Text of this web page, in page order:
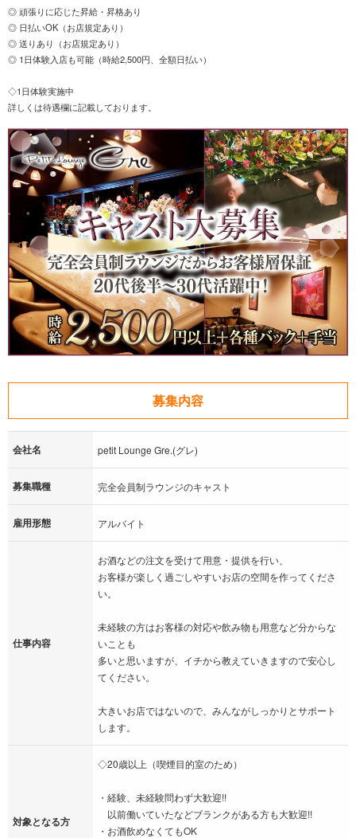
◎ 頑張りに応じた昇給・昇格あり
◎ 日払いOK（お店規定あり）
◎ 送りあり（お店規定あり）
◎ 1日体験入店も可能（時給2,500円、全額日払い）
◇1日体験実施中
詳しくは待遇欄に記載しております。
募集内容
会社名 petit Lounge Gre.(グレ)
募集職種 完全会員制ラウンジのキャスト
雇用形態 アルバイト
仕事内容
お酒などの注文を受けて用意・提供を行い、
お客様が楽しく過ごしやすいお店の空間を作ってくださ
い。
未経験の方はお客様の対応や飲み物も用意など分からな
いことも
多いと思いますが、イチから教えていきますので安心し
てください。
大きいお店ではないので、みんながしっかりとサポート
します。
対象となる方
◇20歳以上（喫煙目的室のため）
・経験、未経験問わず大歓迎!!
以前働いていたなどブランクがある方も大歓迎!!
・お酒飲めなくてもOK